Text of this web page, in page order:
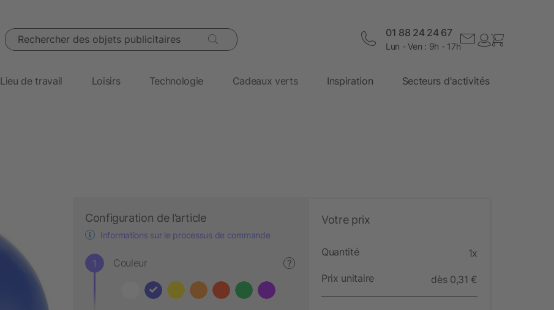
Rechercher des objets publicitaires 01 88 24 24 67
Lun - Ven : 9h - 17h
Lieu de travail Loisirs Technologie Cadeaux verts Inspiration Secteurs d'activités
Configuration de l’article
Informations sur le processus de commande
Couleur ?
Votre prix
Quantité 1x
Prix unitaire dès 0,31 €